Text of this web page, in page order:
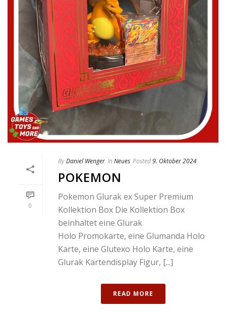
0
ByDaniel Wenger In Neues Posted9. Oktober 2024
POKEMON
Pokemon Glurak ex Super Premium
Kollektion Box Die Kollektion Box
beinhaltet eine Glurak
Holo Promokarte, eine Glumanda Holo
Karte, eine Glutexo Holo Karte, eine
Glurak Kartendisplay Figur, [...]
READ MORE